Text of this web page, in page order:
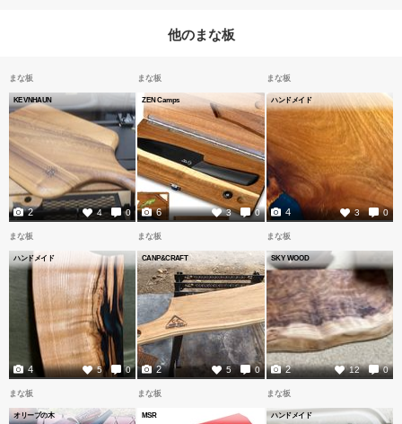
他のまな板
まな板
KEVNHAUN
4 0
2
まな板
ZEN Camps
3 0
6
まな板
ハンドメイド
3 0
4
まな板
ハンドメイド
5 0
4
まな板
CANP&CRAFT
5 0
2
まな板
SKY WOOD
12 0
2
まな板
オリーブの木
まな板
MSR
まな板
ハンドメイド